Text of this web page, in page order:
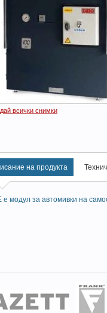
всички снимки
на продукта
е модул за автомивки на